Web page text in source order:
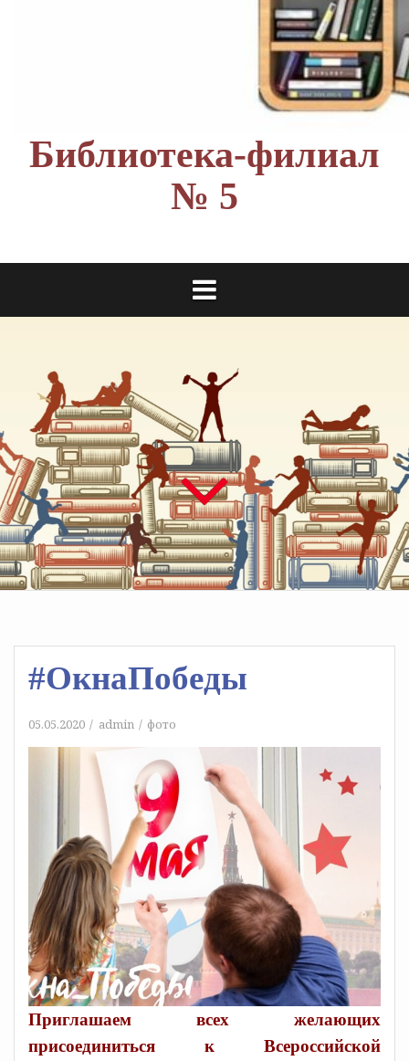
Библиотека-филиал
№ 5
#ОкнаПобеды
05.05.2020 admin фото
Приглашаем всех желающих
присоединиться к Всероссийской